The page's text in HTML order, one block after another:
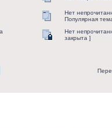
Нет
Популярная
Нет
закрыта ]